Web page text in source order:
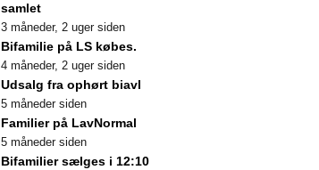
samlet
3 måneder, 2 uger siden
Bifamilie på LS købes.
4 måneder, 2 uger siden
Udsalg fra ophørt biavl
5 måneder siden
Familier på LavNormal
5 måneder siden
Bifamilier sælges i 12:10